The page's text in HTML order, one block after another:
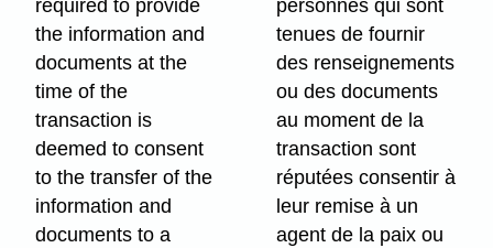
required to provide
the information and
documents at the
time of the
transaction is
deemed to consent
to the transfer of the
information and
documents to a
personnes qui sont
tenues de fournir
des renseignements
ou des documents
au moment de la
transaction sont
réputées consentir à
leur remise à un
agent de la paix ou